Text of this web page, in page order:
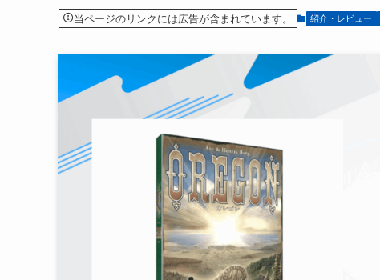
当ページのリンクには広告が含まれています。 紹介・レビュー